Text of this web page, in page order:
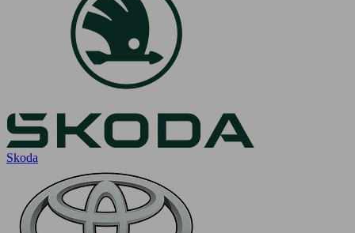
Skoda